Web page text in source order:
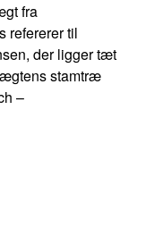
fra
refererer til
der ligger tæt
stamtræ
–